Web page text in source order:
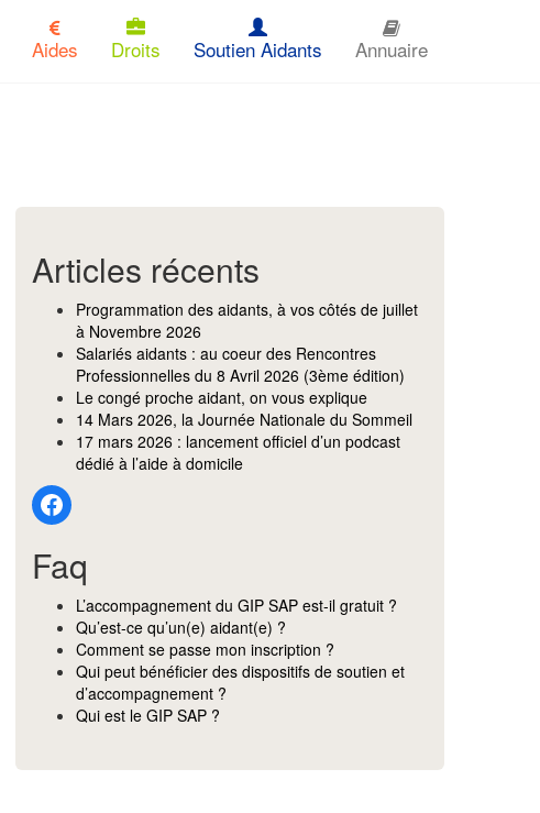
Aides Droits Soutien Aidants Annuaire
Articles récents
Programmation des aidants, à vos côtés de juillet
à Novembre 2026
Salariés aidants : au coeur des Rencontres
Professionnelles du 8 Avril 2026 (3ème édition)
Le congé proche aidant, on vous explique
14 Mars 2026, la Journée Nationale du Sommeil
17 mars 2026 : lancement officiel d’un podcast
dédié à l’aide à domicile
Faq
L’accompagnement du GIP SAP est-il gratuit ?
Qu’est-ce qu’un(e) aidant(e) ?
Comment se passe mon inscription ?
Qui peut bénéficier des dispositifs de soutien et
d’accompagnement ?
Qui est le GIP SAP ?